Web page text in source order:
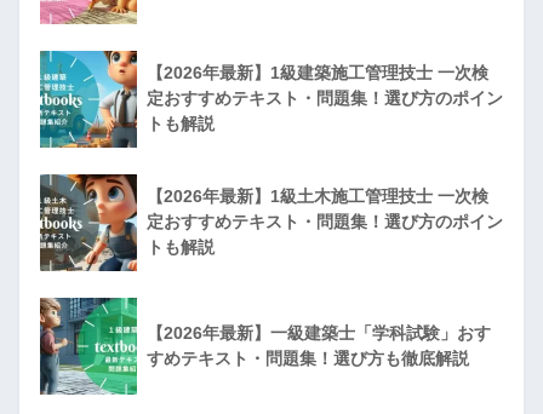
【2026年最新】1級建築施工管理技士 一次検
定おすすめテキスト・問題集！選び方のポイン
トも解説
【2026年最新】1級土木施工管理技士 一次検
定おすすめテキスト・問題集！選び方のポイン
トも解説
【2026年最新】一級建築士「学科試験」おす
すめテキスト・問題集！選び方も徹底解説